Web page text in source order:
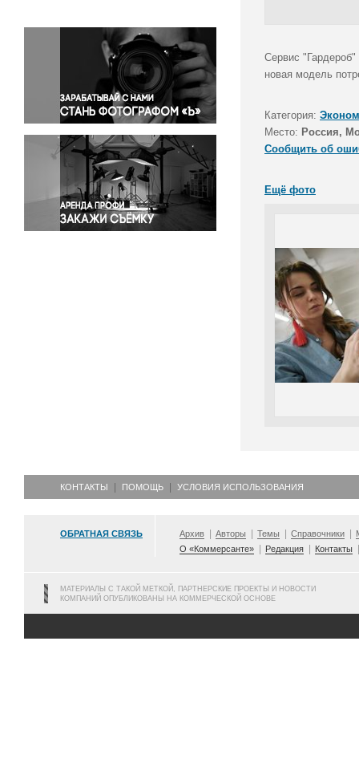
Окружающая среда
Политика
Правосудие
Происшествия и конфликты
Религия
Светская жизнь
Спорт
Экология
Экономика и бизнес
Сервис
новая модель
Категория:
Место: Россия,
Сообщить об
Ещё фото
КОНТАКТЫ ПОМОЩЬ УСЛОВИЯ ИСПОЛЬЗОВАНИЯ
ОБРАТНАЯ СВЯЗЬ Архив Авторы Темы Справочники
О «Коммерсанте»
Редакция Контакты
МАТЕРИАЛЫ С ТАКОЙ МЕТКОЙ, ПАРТНЕРСКИЕ ПРОЕКТЫ И НОВОСТИ
КОМПАНИЙ ОПУБЛИКОВАНЫ НА КОММЕРЧЕСКОЙ ОСНОВЕ